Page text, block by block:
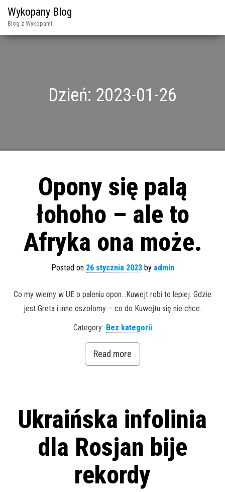
Wykopany Blog
Blog z Wykopami
Dzień: 2023-01-26
Opony się palą
łohoho – ale to
Afryka ona może.
Posted on 26 stycznia 2023by admin
Co my wiemy w UE o paleniu opon…Kuwejt robi to lepiej. Gdzie
jest Greta i inne oszołomy – co do Kuwejtu się nie chce.
Category: Bez kategorii
Read more
Ukraińska infolinia
dla Rosjan bije
rekordy